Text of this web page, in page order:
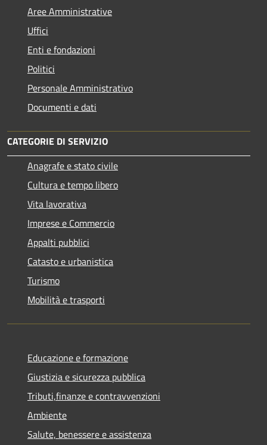
Aree Amministrative
Uffici
Enti e fondazioni
Politici
Personale Amministrativo
Documenti e dati
CATEGORIE DI SERVIZIO
Anagrafe e stato civile
Cultura e tempo libero
Vita lavorativa
Imprese e Commercio
Appalti pubblici
Catasto e urbanistica
Turismo
Mobilità e trasporti
Educazione e formazione
Giustizia e sicurezza pubblica
Tributi,finanze e contravvenzioni
Ambiente
Salute, benessere e assistenza